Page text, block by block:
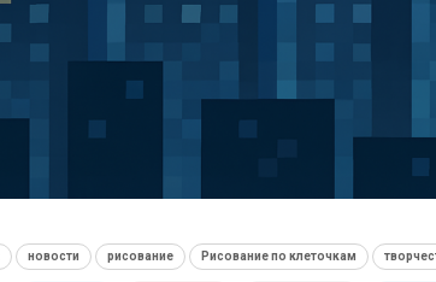
новости рисование Рисование по клеточкам